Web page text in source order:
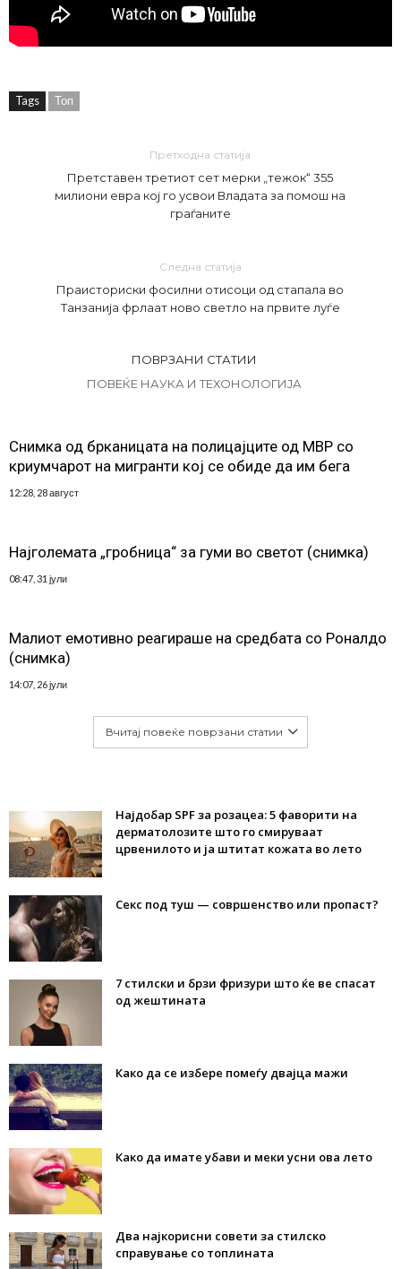
Tags Топ
Претходна статија
Претставен третиот сет мерки „тежок“ 355
милиони евра кој го усвои Владата за помош на
граѓаните
Следна статија
Праисториски фосилни отисоци од стапала во
Танзанија фрлаат ново светло на првите луѓе
ПОВРЗАНИ СТАТИИ
ПОВЕЌЕ НАУКА И ТЕХОНОЛОГИЈА
Снимка од брканицата на полицајците од МВР со
криумчарот на мигранти кој се обиде да им бега
12:28, 28 август
Најголемата „гробница“ за гуми во светот (снимка)
08:47, 31 јули
Малиот емотивно реагираше на средбата со Роналдо
(снимка)
14:07, 26 јули
Вчитај повеќе поврзани статии
Најдобар SPF за розацеа: 5 фаворити на
дерматолозите што го смируваат
црвенилото и ја штитат кожата во лето
Секс под туш — совршенство или пропаст?
7 стилски и брзи фризури што ќе ве спасат
од жештината
Како да се избере помеѓу двајца мажи
Како да имате убави и меки усни ова лето
Два најкорисни совети за стилско
справување со топлината